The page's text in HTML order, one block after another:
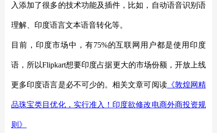
入添加了很多的技术功能及插件，比如，自动语音识别语
理解、印度语言文本语音转化等。
目前，印度市场中，有75%的互联网用户都是使用印度
语，所以Flipkart想要印度占据更大的市场份额，开放上线
更多印度语言是必不可少的。相关文章可阅读《敦煌网精
品珠宝类目优化，实行准入！印度欲修改电商外商投资规
则》